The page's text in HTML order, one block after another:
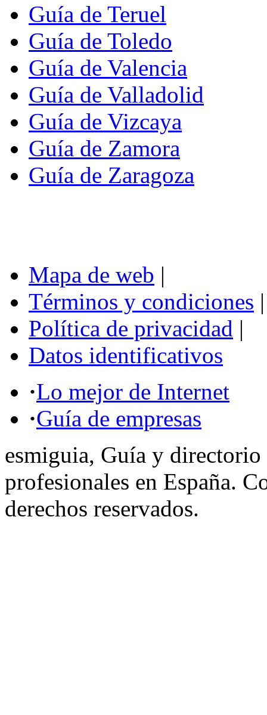
Guía de Teruel
Guía de Toledo
Guía de Valencia
Guía de Valladolid
Guía de Vizcaya
Guía de Zamora
Guía de Zaragoza
Mapa de web |
Términos y condiciones |
Política de privacidad |
Datos identificativos
·Lo mejor de Internet
·Guía de empresas
esmiguia, Guía y directorio
profesionales en España.
derechos reservados.